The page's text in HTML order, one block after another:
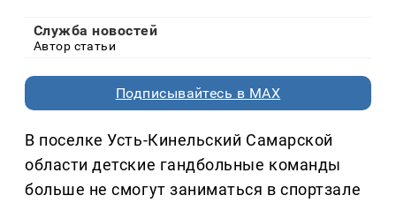
Служба новостей
Автор статьи
Подписывайтесь в MAX
В поселке Усть-Кинельский Самарской
области детские гандбольные команды
больше не смогут заниматься в спортзале